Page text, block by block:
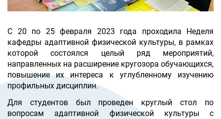
С 20 по 25 февраля 2023 года проходила Неделя
кафедры адаптивной физической культуры, в рамках
которой состоялся целый ряд мероприятий,
направленных на расширение кругозора обучающихся,
повышение их интереса к углубленному изучению
профильных дисциплин.
Для студентов был проведен круглый стол по
вопросам адаптивной физической культуры с